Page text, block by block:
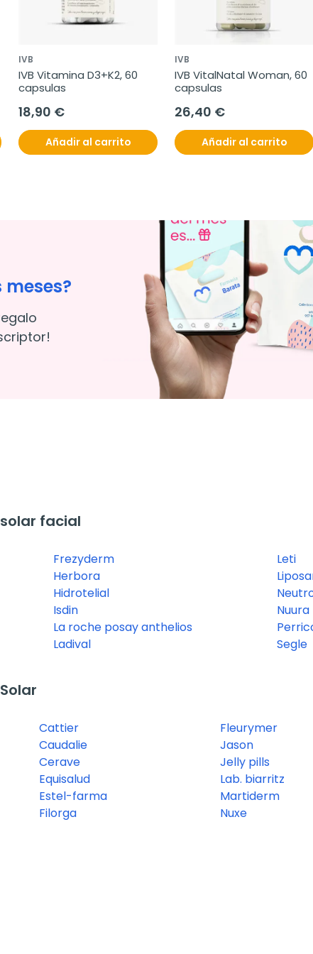
IVB
IVB Vitamina D3+K2, 60
capsulas
18,90 €
Añadir al carrito
IVB
IVB VitalNatal Woman, 60
capsulas
26,40 €
Añadir al carrito
facial
Frezyderm
Herbora
Hidrotelial
Isdin
La roche posay anthelios
Ladival
Leti
Nuura
Segle
Cattier
Caudalie
Cerave
Equisalud
Estel-farma
Filorga
Fleurymer
Jason
Jelly pills
Lab. biarritz
Martiderm
Nuxe